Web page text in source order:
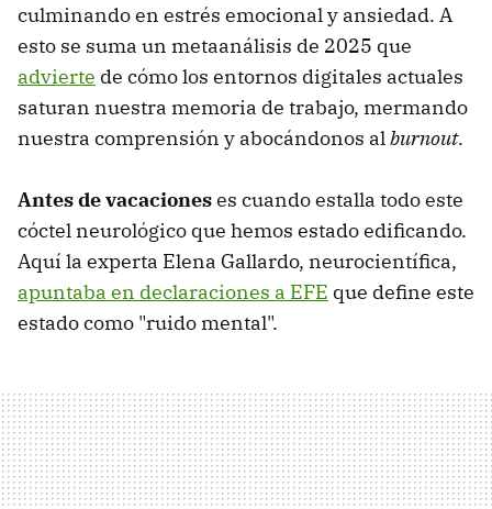
culminando en estrés emocional y ansiedad. A
esto se suma un metaanálisis de 2025 que
advierte de cómo los entornos digitales actuales
saturan nuestra memoria de trabajo, mermando
nuestra comprensión y abocándonos alburnout.
Antes de vacacioneses cuando estalla todo este
cóctel neurológico que hemos estado edificando.
Aquí la experta Elena Gallardo, neurocientífica,
apuntaba en declaraciones a EFE que define este
estado como "ruido mental".